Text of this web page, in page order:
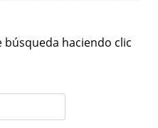
búsqueda haciendo clic